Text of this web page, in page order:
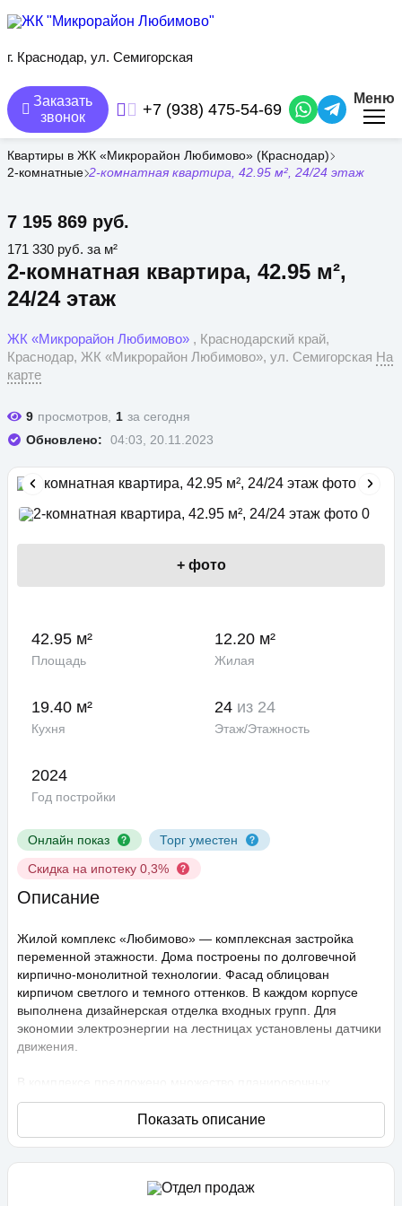
содержанию
г. Краснодар, ул. Семигорская
Заказать
звонок
+7 (938) 475-54-69
Меню
Квартиры в ЖК «Микрорайон Любимово» (Краснодар)
2-комнатные 2-комнатная квартира, 42.95 м², 24/24 этаж
2-комнатная квартира, 42.95 м²,
24/24 этаж
7 195 869 руб.
ЖК «Микрорайон Любимово» , Краснодарский край,
Краснодар, ЖК «Микрорайон Любимово», ул. Семигорская На
карте
171 330 руб. за м²
9 просмотров, 1 за сегодня
Обновлено:
04:03, 20.11.2023
Онлайн показ
Торг уместен
Скидка на ипотеку 0,3%
+ фото
42.95 м²
Площадь
12.20 м²
Жилая
19.40 м²
Кухня
24 из 24
Этаж/Этажность
2024
Год постройки
Описание
Жилой комплекс «Любимово» — комплексная застройка
переменной этажности. Дома построены по долговечной
кирпично-монолитной технологии. Фасад облицован
кирпичом светлого и темного оттенков. В каждом корпусе
выполнена дизайнерская отделка входных групп. Для
экономии электроэнергии на лестницах установлены датчики
движения.
В комплексе предложено множество планировочных
решений: в наличии квартиры, как классического типа, так и
европланировки. Они сдаются с подчистовой отделкой,
высота потолков составляет 2,75 метра. В квартирах